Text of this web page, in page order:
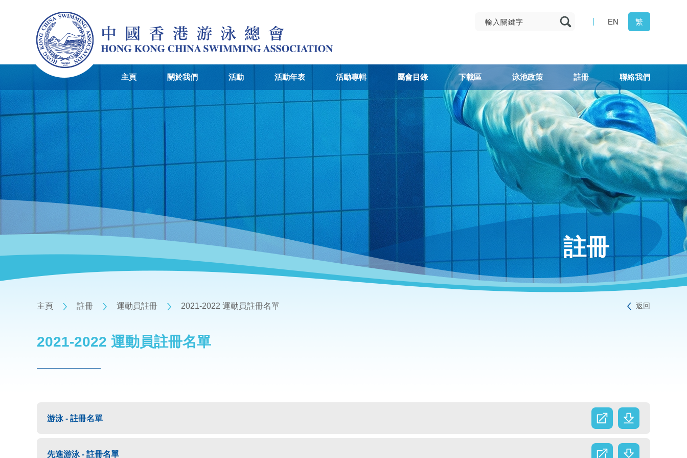
EN 繁
主頁 關於我們 活動 活動年表 活動專輯 屬會目錄 下載區 泳池政策 註冊 聯絡我們
註冊
主頁 註冊 運動員註冊 2021-2022 運動員註冊名單 返回
2021-2022 運動員註冊名單
游泳 - 註冊名單
先進游泳 - 註冊名單